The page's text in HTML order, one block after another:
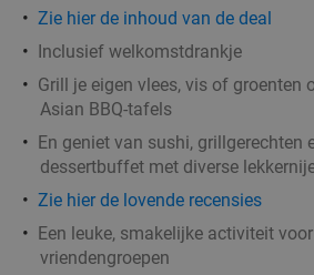
Doe-het-zelf lunch bij
Tea
Di Wo Do
Vr
Amersfoort
Verkocht: 229
Zie hier de inhoud van de deal
Inclusief welkomstdrankje
Grill je eigen vlees, vis of groenten
Asian BBQ-tafels
En geniet van sushi, grillgerechten
dessertbuffet met diverse
Zie hier de lovende recensies
Een leuke, smakelijke activiteit
vriendengroepen